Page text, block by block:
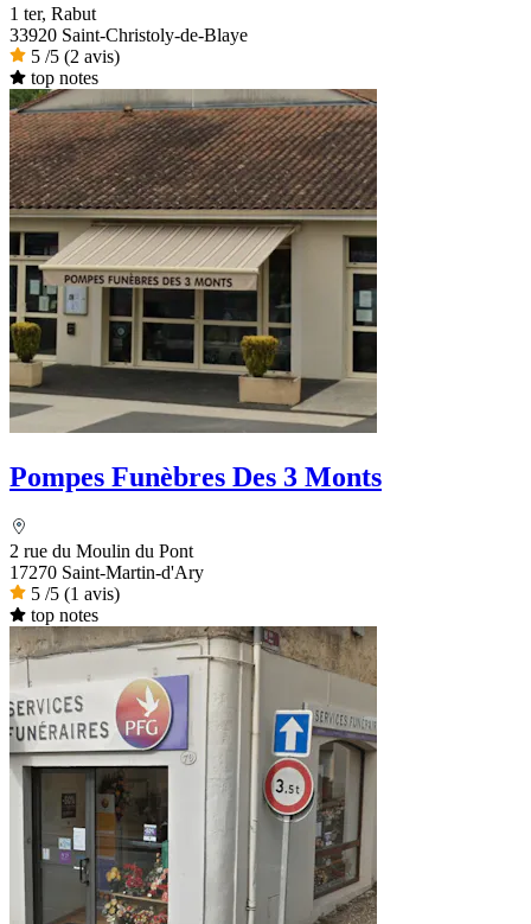
1 ter, Rabut
33920 Saint-Christoly-de-Blaye
5 /5 (2 avis)
top notes
Pompes Funèbres Des 3 Monts
2 rue du Moulin du Pont
17270 Saint-Martin-d'Ary
5 /5 (1 avis)
top notes